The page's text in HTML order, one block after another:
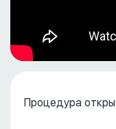
Процедура